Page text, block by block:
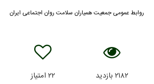
روابط عمومی جمعیت همیاران سلامت روان اجتماعی ایران
۲۱۸۲ بازدید ۲۲امتیاز